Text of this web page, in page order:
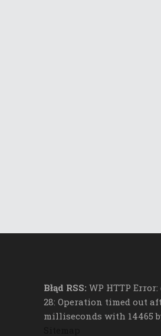
Błąd RSS: WP HTTP
28: Operation timed out
milliseconds with 14465